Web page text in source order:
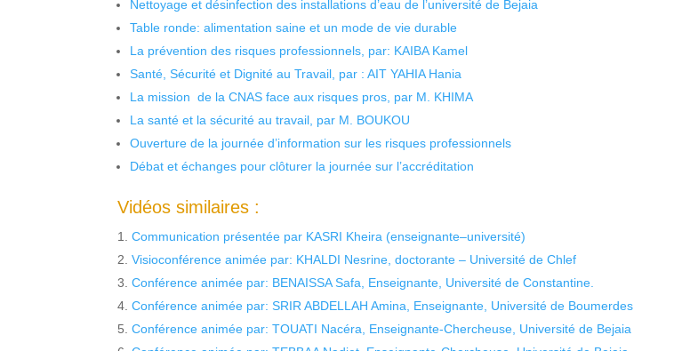
Nettoyage et désinfection des installations d’eau de l’université de Bejaia
Table ronde: alimentation saine et un mode de vie durable
La prévention des risques professionnels, par: KAIBA Kamel
Santé, Sécurité et Dignité au Travail, par : AIT YAHIA Hania
La mission de la CNAS face aux risques pros, par M. KHIMA
La santé et la sécurité au travail, par M. BOUKOU
Ouverture de la journée d’information sur les risques professionnels
Débat et échanges pour clôturer la journée sur l’accréditation
Vidéos similaires :
Communication présentée par KASRI Kheira (enseignante–université)
Visioconférence animée par: KHALDI Nesrine, doctorante – Université de Chlef
Conférence animée par: BENAISSA Safa, Enseignante, Université de Constantine.
Conférence animée par: SRIR ABDELLAH Amina, Enseignante, Université de Boumerdes
Conférence animée par: TOUATI Nacéra, Enseignante-Chercheuse, Université de Bejaia